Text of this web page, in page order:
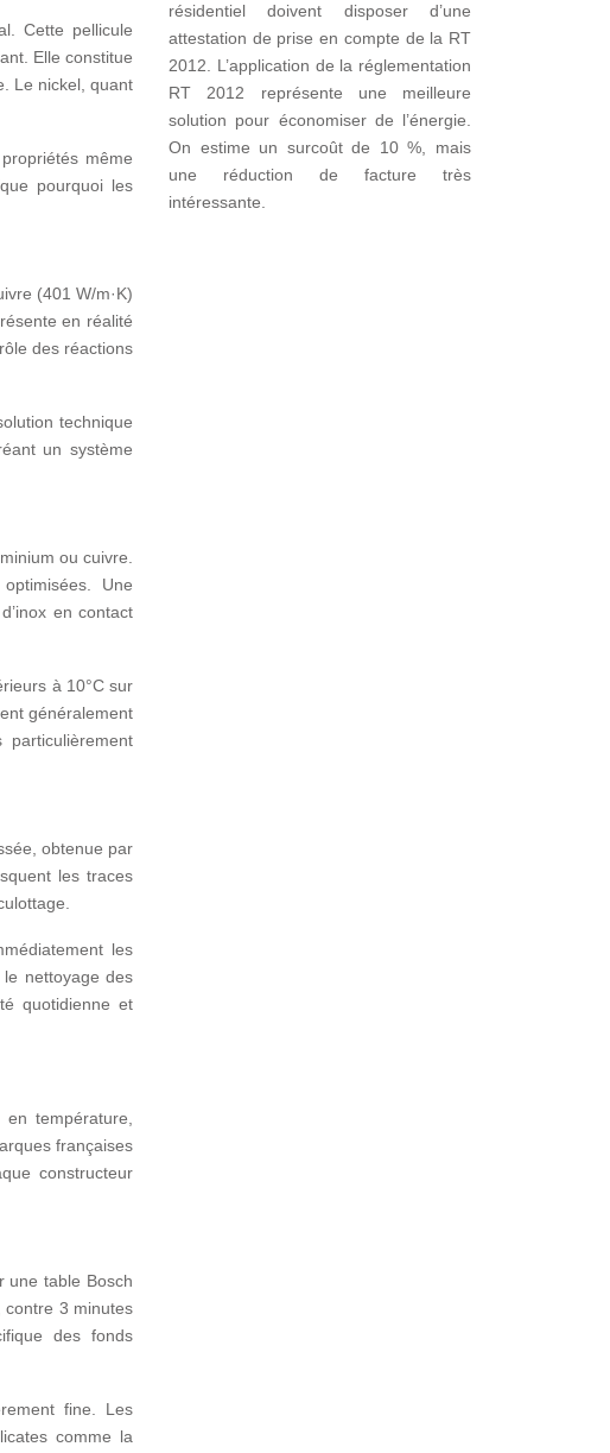
Cette pellicule
Elle constitue
Le nickel, quant
même
pourquoi les
(401 W/m·K)
en réalité
des réactions
technique
un système
ou cuivre.
Une
en contact
à 10°C sur
généralement
obtenue par
les traces
les
nettoyage des
quotidienne et
température,
françaises
constructeur
une table Bosch
contre 3 minutes
des fonds
fine. Les
comme la
résidentiel doivent disposer d’une
attestation de prise en compte de la RT
2012. L’application de la réglementation
RT 2012 représente une meilleure
solution pour économiser de l’énergie.
On estime un surcoût de 10 %, mais
une réduction de facture très
intéressante.